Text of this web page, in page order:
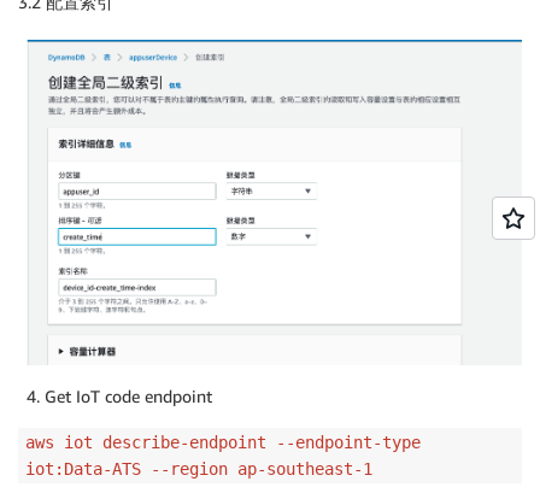
Get IoT code endpoint
aws iot describe-endpoint --endpoint-type
iot:Data-ATS --region ap-southeast-1